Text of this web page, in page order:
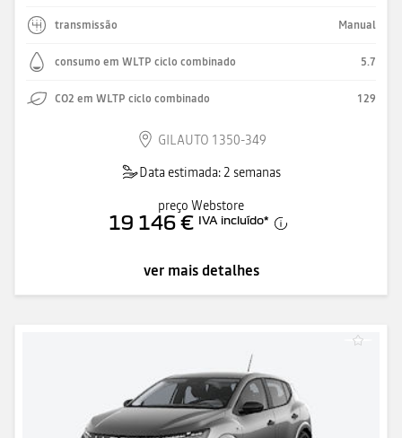
transmissão Manual
consumo em WLTP ciclo combinado 5.7
CO2 em WLTP ciclo combinado 129
GILAUTO 1350-349
Data estimada: 2 semanas
preço Webstore
19 146 € IVA incluído*
ver mais detalhes